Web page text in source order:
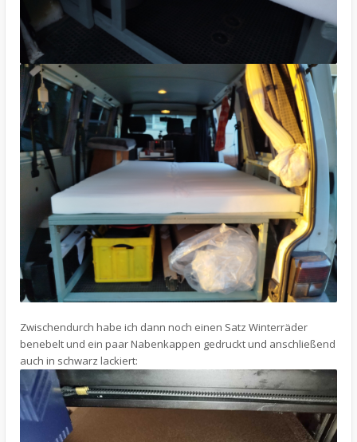
Zwischendurch habe ich dann noch einen Satz Winterräder
benebelt und ein paar Nabenkappen gedruckt und anschließend
auch in schwarz lackiert: